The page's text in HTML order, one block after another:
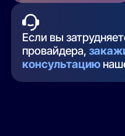
Если вы
провайдера,
консультацию